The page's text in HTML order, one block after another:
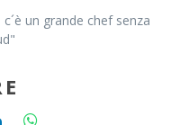
un grande chef senza